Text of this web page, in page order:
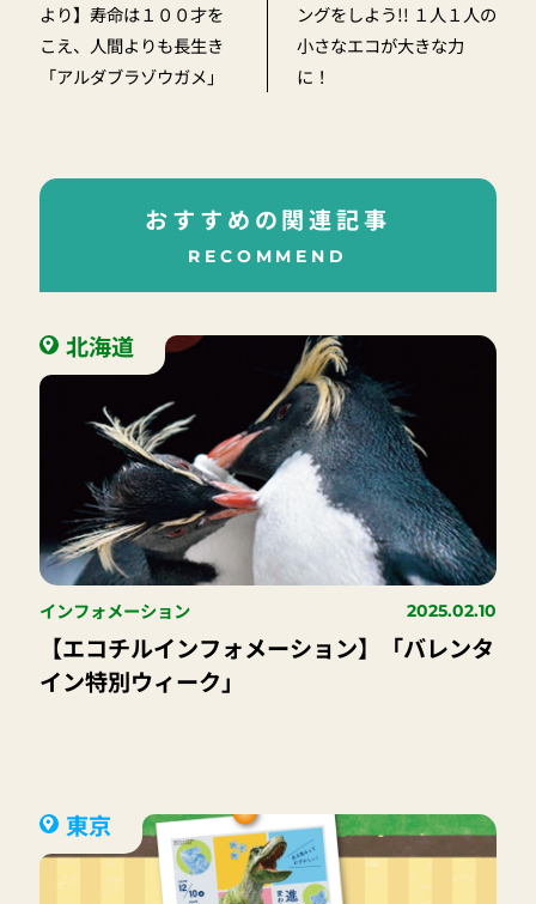
より】寿命は１００才を
こえ、人間よりも長生き
「アルダブラゾウガメ」
ングをしよう!! １人１人の
小さなエコが大きな力
に！
おすすめの関連記事
RECOMMEND
北海道
インフォメーション 2025.02.10
【エコチルインフォメーション】「バレンタ
イン特別ウィーク」
東京